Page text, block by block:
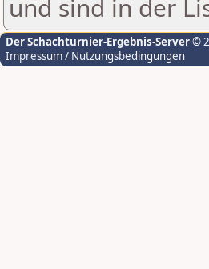
und sind in der
Der Schachturnier-Ergebnis-Server©
Impressum / Nutzungsbedingungen